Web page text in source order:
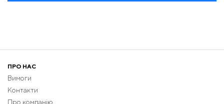
ПРО НАС
Вимоги
Контакти
Про компанію